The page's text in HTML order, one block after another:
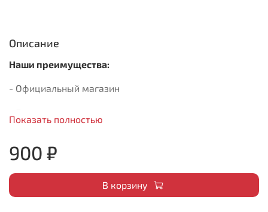
Описание
Наши преимущества:
- Официальный магазин
Показать полностью
900 ₽
В корзину